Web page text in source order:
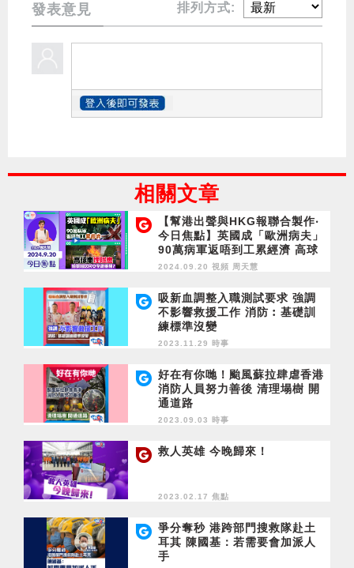
發表意見 排列方式:
相關文章
【幫港出聲與HKG報聯合製作‧
今日焦點】英國成「歐洲病夫」
90萬病軍返唔到工累經濟 高球
車埋隱患 愉景灣居民安全誰重
2024.09.20 視頻 周天慧
吸新血調整入職測試要求 強調
不影響救援工作 消防︰基礎訓
練標準沒變
2023.11.29 時事
好在有你哋！颱風蘇拉肆虐香港
消防人員努力善後 清理塌樹 開
通道路
2023.09.03 時事
救人英雄 今晚歸來！
2023.02.17 焦點
爭分奪秒 港跨部門搜救隊赴土
耳其 陳國基：若需要會加派人
手